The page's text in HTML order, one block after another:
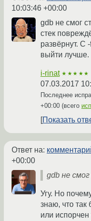
10:03:46 +00:00
gdb не смог
стек
развёрнут. С
выйти лучше.
i-rinat ★★★★★
07.03.2017
Последнее
+00:00 (всего
Показать
Ответ на:
+00:00
gdb не
Угу. Но
знаю, что так
или испорчен